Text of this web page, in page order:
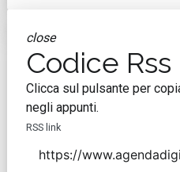
close
Codice Rss
Clicca sul pulsante per
negli appunti.
RSS link